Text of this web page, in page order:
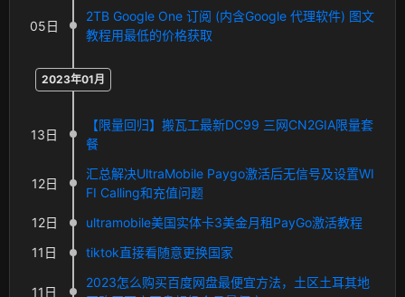
05日
2TB Google One 订阅 (内含Google 代理软件) 图文
教程用最低的价格获取
2023年01月
13日
【限量回归】搬瓦工最新DC99 三网CN2GIA限量套
餐
12日
汇总解决UltraMobile Paygo激活后无信号及设置WI
FI Calling和充值问题
12日
ultramobile美国实体卡3美金月租PayGo激活教程
11日
tiktok直接看随意更换国家
11日
2023怎么购买百度网盘最便宜方法，土区土耳其地